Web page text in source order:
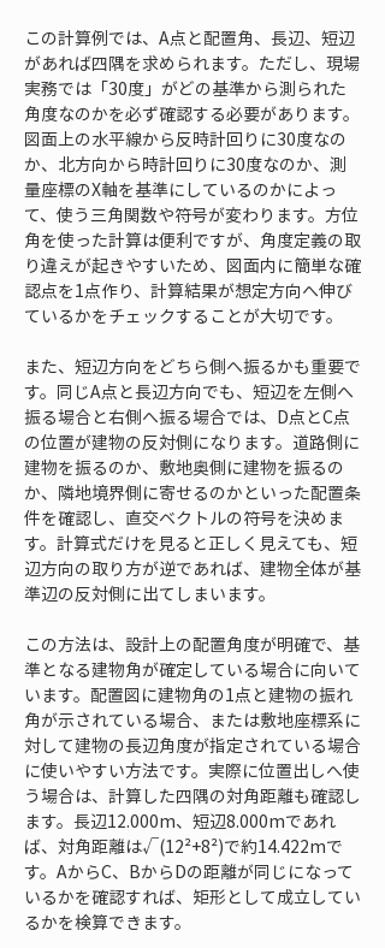
この計算例では、A点と配置角、長辺、短辺
があれば四隅を求められます。ただし、現場
実務では「30度」がどの基準から測られた
角度なのかを必ず確認する必要があります。
図面上の水平線から反時計回りに30度なの
か、北方向から時計回りに30度なのか、測
量座標のX軸を基準にしているのかによっ
て、使う三角関数や符号が変わります。方位
角を使った計算は便利ですが、角度定義の取
り違えが起きやすいため、図面内に簡単な確
認点を1点作り、計算結果が想定方向へ伸び
ているかをチェックすることが大切です。
また、短辺方向をどちら側へ振るかも重要で
す。同じA点と長辺方向でも、短辺を左側へ
振る場合と右側へ振る場合では、D点とC点
の位置が建物の反対側になります。道路側に
建物を振るのか、敷地奥側に建物を振るの
か、隣地境界側に寄せるのかといった配置条
件を確認し、直交ベクトルの符号を決めま
す。計算式だけを見ると正しく見えても、短
辺方向の取り方が逆であれば、建物全体が基
準辺の反対側に出てしまいます。
この方法は、設計上の配置角度が明確で、基
準となる建物角が確定している場合に向いて
います。配置図に建物角の1点と建物の振れ
角が示されている場合、または敷地座標系に
対して建物の長辺角度が指定されている場合
に使いやすい方法です。実際に位置出しへ使
う場合は、計算した四隅の対角距離も確認し
ます。長辺12.000m、短辺8.000mであれ
ば、対角距離は√(12²+8²)で約14.422mで
す。AからC、BからDの距離が同じになって
いるかを確認すれば、矩形として成立してい
るかを検算できます。